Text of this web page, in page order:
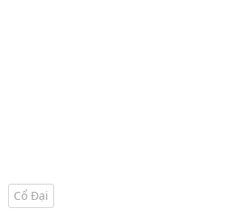
Cổ Đại